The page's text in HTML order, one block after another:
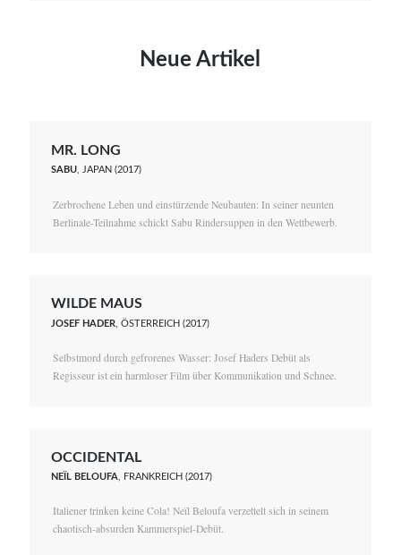
Neue Artikel
MR. LONG
SABU, JAPAN (2017)
Zerbrochene Leben und einstürzende Neubauten: In seiner neunten
Berlinale-Teilnahme schickt Sabu Rindersuppen in den Wettbewerb.
WILDE MAUS
JOSEF HADER , ÖSTERREICH (2017)
Selbstmord durch gefrorenes Wasser: Josef Haders Debüt als
Regisseur ist ein harmloser Film über Kommunikation und Schnee.
OCCIDENTAL
NEÏL BELOUFA , FRANKREICH (2017)
Italiener trinken keine Cola! Neïl Beloufa verzettelt sich in seinem
chaotisch-absurden Kammerspiel-Debüt.